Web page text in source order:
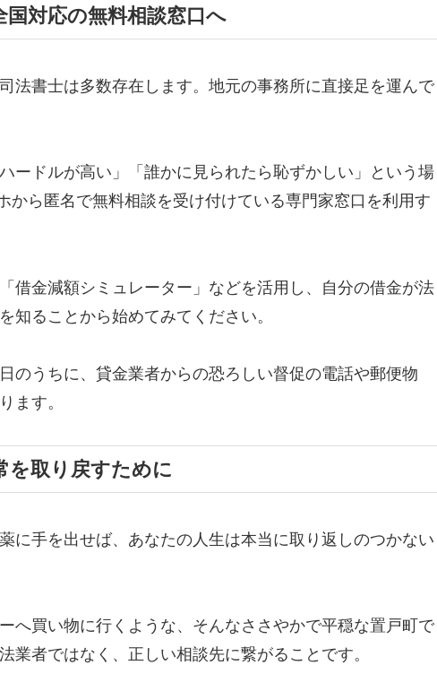
対応の無料相談窓口へ
法書士は多数存在します。地元の事務所に直接足を運んで
ードルが高い」「誰かに見られたら恥ずかしい」という場
から匿名で無料相談を受け付けている専門家窓口を利用す
借金減額シミュレーター」などを活用し、自分の借金が法
知ることから始めてみてください。
のうちに、貸金業者からの恐ろしい督促の電話や郵便物
ます。
を取り戻すために
に手を出せば、あなたの人生は本当に取り返しのつかない
へ買い物に行くような、そんなささやかで平穏な置戸町で
業者ではなく、正しい相談先に繋がることです。